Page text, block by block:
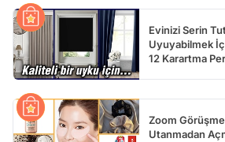
Evinizi Serin
Uyuyabilmek
12 Karartma
Zoom
Utanmadan